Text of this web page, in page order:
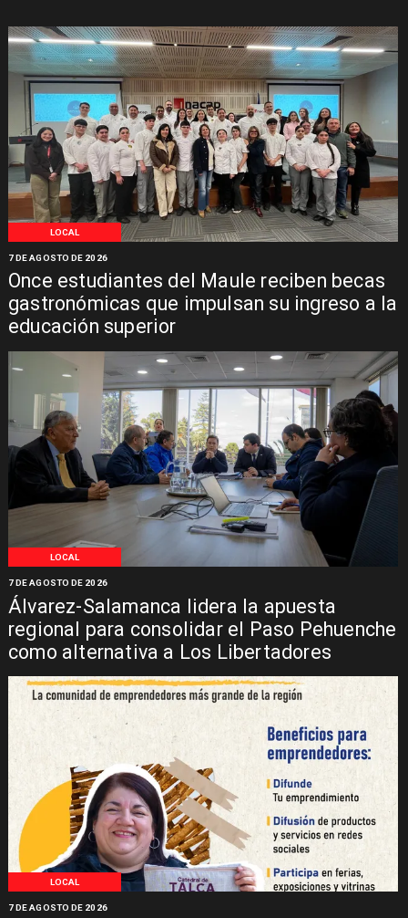
LOCAL
Once estudiantes del Maule reciben becas
gastronómicas que impulsan su ingreso a la
educación superior
7 DE AGOSTO DE 2026
LOCAL
Álvarez-Salamanca lidera la apuesta
regional para consolidar el Paso Pehuenche
como alternativa a Los Libertadores
7 DE AGOSTO DE 2026
LOCAL
7 DE AGOSTO DE 2026